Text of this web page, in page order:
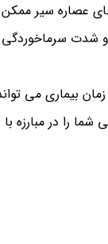
عصاره سیر
شدت سرماخوردگی
زمان بیماری می
را در مبارزه